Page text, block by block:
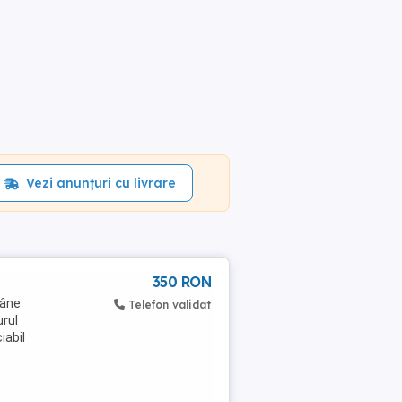
Vezi anunțuri cu livrare
350 RON
Telefon validat